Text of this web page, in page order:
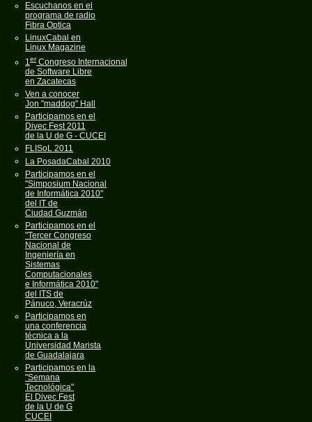
Escuchanos en el
programa de radio
Fibra Optica
LinuxCabal en
Linux Magazine
1er Congreso Internacional
de Software Libre
en Zacatecas
Ven a conocer
Jon "maddog" Hall
Participamos en el
Divec Fest 2011
de la U de G - CUCEI
FLISoL 2011
La PosadaCabal 2010
Participamos en el
"Simposium Nacional
de Informática 2010"
del IT de
Ciudad Guzmán
Participamos en el
"Tercer Congreso
Nacional de
Ingeniería en
Sistemas
Computacionales
e Informática 2010"
del ITS de
Pánuco, Veracrúz
Participamos en
una conferencia
técnica a la
Universidad Marista
de Guadalajara
Participamos en la
"Semana
Tecnológica"
El Divec Fest
de la U de G
CUCEI